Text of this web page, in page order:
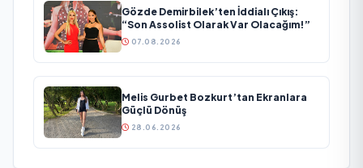
Gözde Demirbilek’ten İddialı Çıkış:
“Son Assolist Olarak Var Olacağım!”
07.08.2026
Melis Gurbet Bozkurt’tan Ekranlara
Güçlü Dönüş
28.06.2026